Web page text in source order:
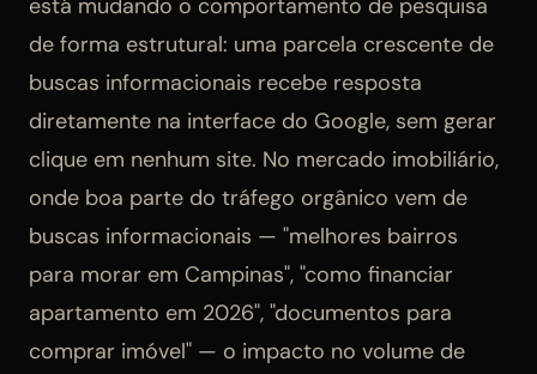
está mudando o comportamento de pesquisa
de forma estrutural: uma parcela crescente de
buscas informacionais recebe resposta
diretamente na interface do Google, sem gerar
clique em nenhum site. No mercado imobiliário,
onde boa parte do tráfego orgânico vem de
buscas informacionais — "melhores bairros
para morar em Campinas", "como financiar
apartamento em 2026", "documentos para
comprar imóvel" — o impacto no volume de